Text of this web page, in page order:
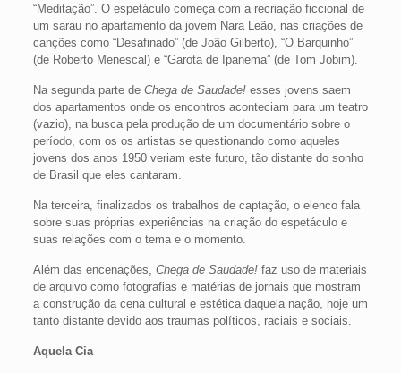
“Meditação”. O espetáculo começa com a recriação ficcional de
um sarau no apartamento da jovem Nara Leão, nas criações de
canções como “Desafinado” (de João Gilberto), “O Barquinho”
(de Roberto Menescal) e “Garota de Ipanema” (de Tom Jobim).
Na segunda parte de Chega de Saudade!esses jovens saem
dos apartamentos onde os encontros aconteciam para um teatro
(vazio), na busca pela produção de um documentário sobre o
período, com os os artistas se questionando como aqueles
jovens dos anos 1950 veriam este futuro, tão distante do sonho
de Brasil que eles cantaram.
Na terceira, finalizados os trabalhos de captação, o elenco fala
sobre suas próprias experiências na criação do espetáculo e
suas relações com o tema e o momento.
Além das encenações, Chega de Saudade! faz uso de materiais
de arquivo como fotografias e matérias de jornais que mostram
a construção da cena cultural e estética daquela nação, hoje um
tanto distante devido aos traumas políticos, raciais e sociais.
Aquela Cia